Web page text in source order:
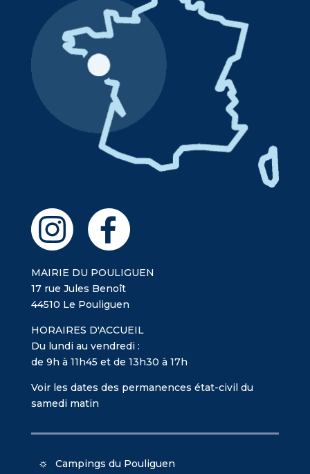
MAIRIE DU POULIGUEN
17 rue Jules Benoît
44510 Le Pouliguen
HORAIRES D'ACCUEIL
Du lundi au vendredi :
de 9h à 11h45 et de 13h30 à 17h
Voir les dates des permanences état-civil du
samedi matin
Campings du Pouliguen